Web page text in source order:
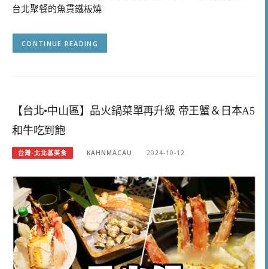
台北聚餐的魚貫鐵板燒
CONTINUE READING
【台北•中山區】品火鍋菜單再升級 帝王蟹＆日本A5
和牛吃到飽
台灣-北北基美食 KAHNMACAU 2024-10-12